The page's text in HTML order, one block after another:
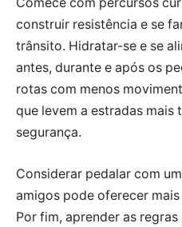
Comece com percursos
construir resistência e se
trânsito. Hidratar-se e se
antes, durante e após os
rotas com menos
que levem a estradas mais
segurança.
Considerar pedalar com
amigos pode oferecer
Por fim, aprender as